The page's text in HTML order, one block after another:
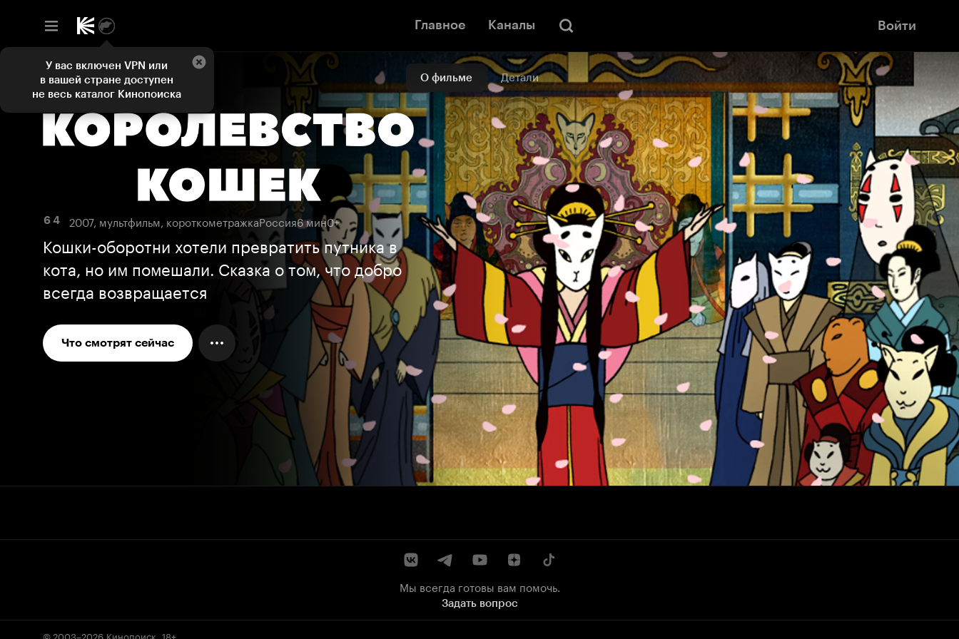
Главное Каналы Войти
О фильме Детали
6 4 2007, мультфильм, короткометражкаРоссия6 мин0+
Кошки-оборотни хотели превратить путника в
кота, но им помешали. Сказка о том, что добро
всегда возвращается
Что смотрят сейчас
Мы всегда готовы вам помочь.
Задать вопрос
© 2003–2026 Кинопоиск 18+
У вас включен VPN или
в вашей стране доступен
не весь каталог Кинопоиска